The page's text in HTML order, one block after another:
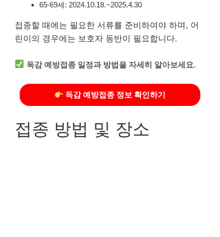
65-69세: 2024.10.18.~2025.4.30
접종할 때에는 필요한 서류를 준비하여야 하며, 어
린이의 경우에는 보호자 동반이 필요합니다.
독감 예방접종 일정과 방법을 자세히 알아보세요.
독감 예방접종 정보 확인하기
접종 방법 및 장소